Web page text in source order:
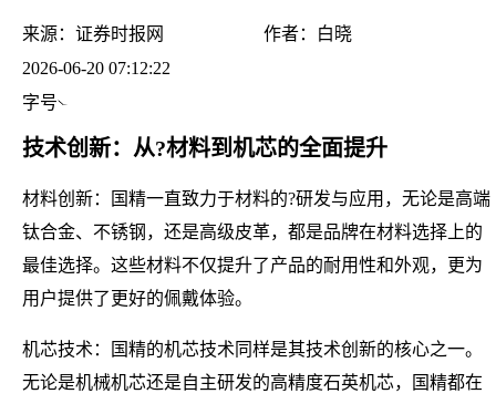
来源： 证券时报网 作者：
白晓
2026-06-20 07:12:22
字号
技术创新：从?材料到机芯的全面提升
材料创新：国精一直致力于材料的?研发与应用，无论是高端
钛合金、不锈钢，还是高级皮革，都是品牌在材料选择上的
最佳选择。这些材料不仅提升了产品的耐用性和外观，更为
用户提供了更好的佩戴体验。
机芯技术：国精的机芯技术同样是其技术创新的核心之一。
无论是机械机芯还是自主研发的高精度石英机芯，国精都在